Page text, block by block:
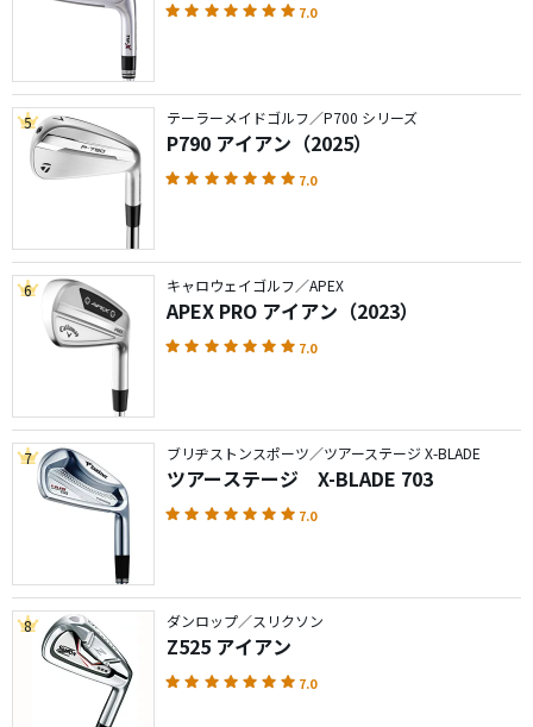
7.0
5 テーラーメイドゴルフ／P700 シリーズ
P790 アイアン（2025）
7.0
6 キャロウェイゴルフ／APEX
APEX PRO アイアン（2023）
7.0
7 ブリヂストンスポーツ／ツアーステージ X-BLADE
ツアーステージ X-BLADE 703
7.0
8 ダンロップ／スリクソン
Z525 アイアン
7.0